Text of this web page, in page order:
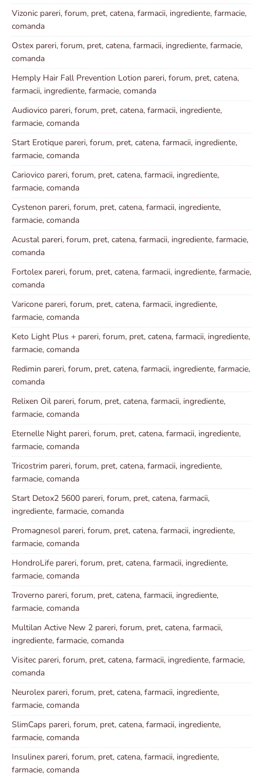
Vizonic pareri, forum, pret, catena, farmacii, ingrediente, farmacie,
comanda
Ostex pareri, forum, pret, catena, farmacii, ingrediente, farmacie,
comanda
Hemply Hair Fall Prevention Lotion pareri, forum, pret, catena,
farmacii, ingrediente, farmacie, comanda
Audiovico pareri, forum, pret, catena, farmacii, ingrediente,
farmacie, comanda
Start Erotique pareri, forum, pret, catena, farmacii, ingrediente,
farmacie, comanda
Cariovico pareri, forum, pret, catena, farmacii, ingrediente,
farmacie, comanda
Cystenon pareri, forum, pret, catena, farmacii, ingrediente,
farmacie, comanda
Acustal pareri, forum, pret, catena, farmacii, ingrediente, farmacie,
comanda
Fortolex pareri, forum, pret, catena, farmacii, ingrediente, farmacie,
comanda
Varicone pareri, forum, pret, catena, farmacii, ingrediente,
farmacie, comanda
Keto Light Plus + pareri, forum, pret, catena, farmacii, ingrediente,
farmacie, comanda
Redimin pareri, forum, pret, catena, farmacii, ingrediente, farmacie,
comanda
Relixen Oil pareri, forum, pret, catena, farmacii, ingrediente,
farmacie, comanda
Eternelle Night pareri, forum, pret, catena, farmacii, ingrediente,
farmacie, comanda
Tricostrim pareri, forum, pret, catena, farmacii, ingrediente,
farmacie, comanda
Start Detox2 5600 pareri, forum, pret, catena, farmacii,
ingrediente, farmacie, comanda
Promagnesol pareri, forum, pret, catena, farmacii, ingrediente,
farmacie, comanda
HondroLife pareri, forum, pret, catena, farmacii, ingrediente,
farmacie, comanda
Troverno pareri, forum, pret, catena, farmacii, ingrediente,
farmacie, comanda
Multilan Active New 2 pareri, forum, pret, catena, farmacii,
ingrediente, farmacie, comanda
Visitec pareri, forum, pret, catena, farmacii, ingrediente, farmacie,
comanda
Neurolex pareri, forum, pret, catena, farmacii, ingrediente,
farmacie, comanda
SlimCaps pareri, forum, pret, catena, farmacii, ingrediente,
farmacie, comanda
Insulinex pareri, forum, pret, catena, farmacii, ingrediente,
farmacie, comanda